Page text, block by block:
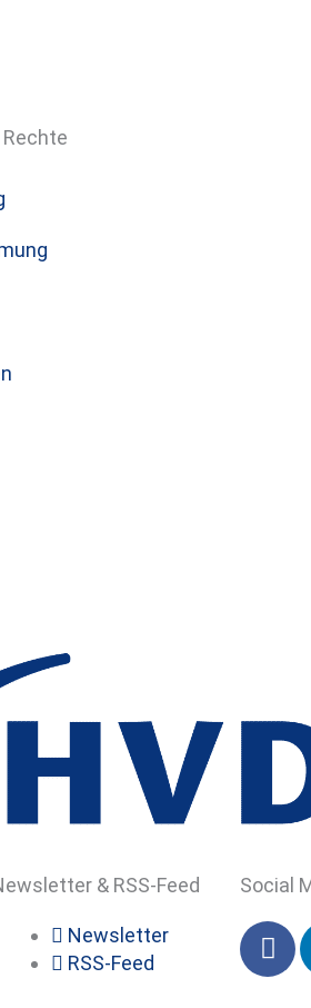
Rechte
& RSS-Feed
Newsletter
RSS-Feed
Social
F
a